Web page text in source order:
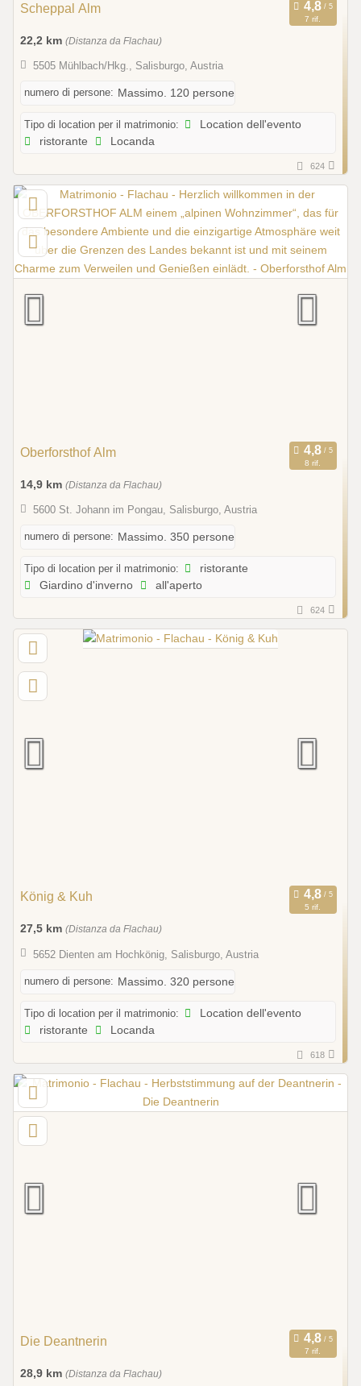
Scheppal Alm
7 rif.
22,2 km (Distanza da Flachau)
5505 Mühlbach/Hkg., Salisburgo, Austria
numero di persone: Massimo. 120 persone
Tipo di location per il matrimonio:
Location dell'evento
ristorante
Locanda
624
Oberforsthof Alm
8 rif.
14,9 km (Distanza da Flachau)
5600 St. Johann im Pongau, Salisburgo, Austria
numero di persone: Massimo. 350 persone
Tipo di location per il matrimonio:
ristorante
Giardino d'inverno
all'aperto
624
König & Kuh
5 rif.
27,5 km (Distanza da Flachau)
5652 Dienten am Hochkönig, Salisburgo, Austria
numero di persone: Massimo. 320 persone
Tipo di location per il matrimonio:
Location dell'evento
ristorante
Locanda
618
Die Deantnerin
7 rif.
28,9 km (Distanza da Flachau)